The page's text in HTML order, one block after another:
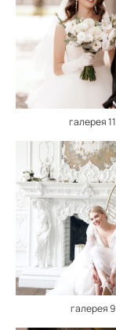
галерея 11
галерея 9